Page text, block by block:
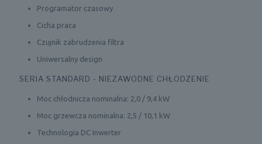
Programator czasowy
Cicha praca
Czujnik zabrudzenia filtra
Uniwersalny design
SERIA STANDARD - NIEZAWODNE CHŁODZENIE
Moc chłodnicza nominalna: 2,0 / 9,4 kW
Moc grzewcza nominalna: 2,5 / 10,1 kW
Technologia DC Inwerter